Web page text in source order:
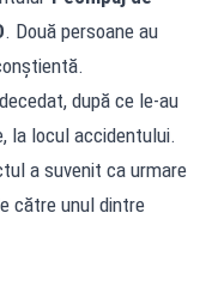
. Două persoane au
după ce le-au
la locul accidentului.
a suvenit ca urmare
către unul dintre